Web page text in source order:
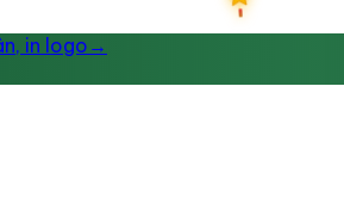
in logo →